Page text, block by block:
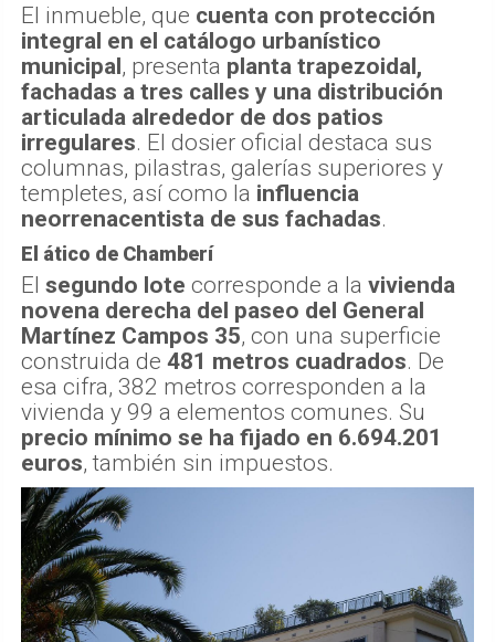
El inmueble, que cuenta con protección
integral en el catálogo urbanístico
municipal, presenta planta trapezoidal,
fachadas a tres calles y una distribución
articulada alrededor de dos patios
irregulares. El dosier oficial destaca sus
columnas, pilastras, galerías superiores y
templetes, así como la influencia
neorrenacentista de sus fachadas.
El ático de Chamberí
El segundo lote corresponde a la vivienda
novena derecha del paseo del General
Martínez Campos 35, con una superficie
construida de 481 metros cuadrados. De
esa cifra, 382 metros corresponden a la
vivienda y 99 a elementos comunes. Su
precio mínimo se ha fijado en 6.694.201
euros, también sin impuestos.